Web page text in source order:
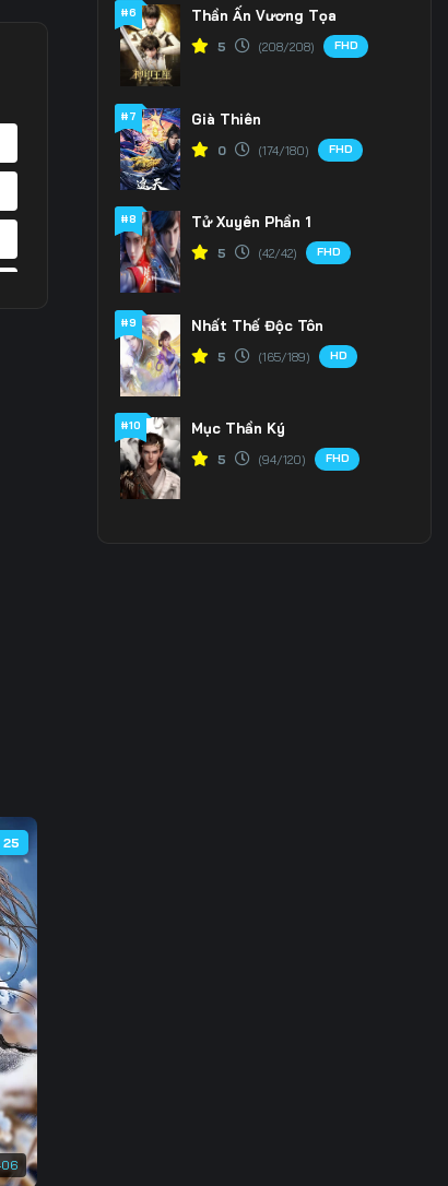
25
#6 Thần Ấn Vương Tọa
5 (208/208) FHD
#7 Già Thiên
0 (174/180) FHD
#8 Tử Xuyên Phần 1
5 (42/42) FHD
#9 Nhất Thế Độc Tôn
5 (165/189) HD
#10 Mục Thần Ký
5 (94/120) FHD